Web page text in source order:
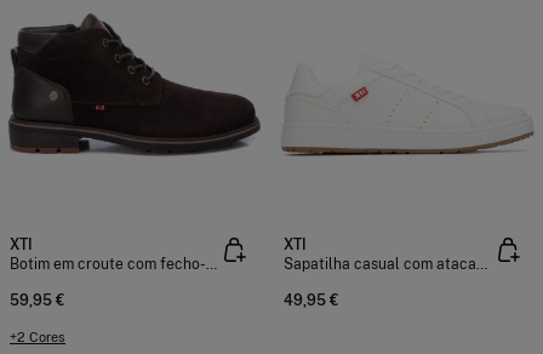
XTI
Botim em croute com fecho-éclair
59,95 €
+2 Cores
XTI
Sapatilha casual com atacadores
49,95 €